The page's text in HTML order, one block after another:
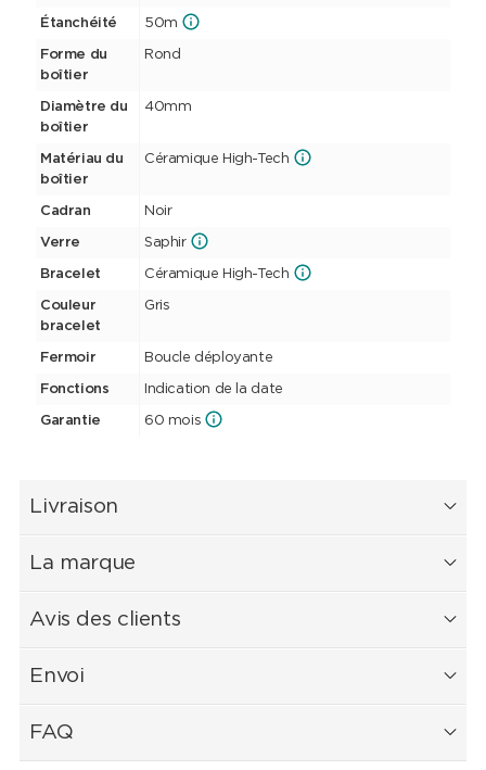
Étanchéité 50m
Forme du
boîtier
Rond
Diamètre du
boîtier
40mm
Matériau du
boîtier
Céramique High-Tech
Cadran Noir
Verre Saphir
Bracelet Céramique High-Tech
Couleur
bracelet
Gris
Fermoir Boucle déployante
Fonctions Indication de la date
Garantie 60 mois
Livraison
La marque
Avis des clients
Envoi
FAQ